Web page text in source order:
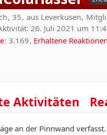
35 aus Leverkusen
26. Juli 2021 um
3.169 Erhaltene Reaktionen
Aktivitäten
an der Pinnwand verfasst.